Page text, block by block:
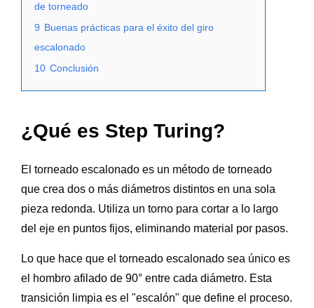
de torneado
9 Buenas prácticas para el éxito del giro
escalonado
10 Conclusión
¿Qué es Step Turing?
El torneado escalonado es un método de torneado
que crea dos o más diámetros distintos en una sola
pieza redonda. Utiliza un torno para cortar a lo largo
del eje en puntos fijos, eliminando material por pasos.
Lo que hace que el torneado escalonado sea único es
el hombro afilado de 90° entre cada diámetro. Esta
transición limpia es el "escalón" que define el proceso.